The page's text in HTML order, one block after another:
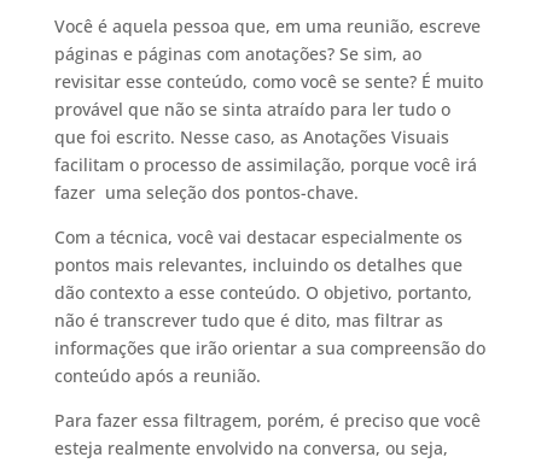
Você é aquela pessoa que, em uma reunião, escreve
páginas e páginas com anotações? Se sim, ao
revisitar esse conteúdo, como você se sente? É muito
provável que não se sinta atraído para ler tudo o
que foi escrito. Nesse caso, as Anotações Visuais
facilitam o processo de assimilação, porque você irá
fazer uma seleção dos pontos-chave.
Com a técnica, você vai destacar especialmente os
pontos mais relevantes, incluindo os detalhes que
dão contexto a esse conteúdo. O objetivo, portanto,
não é transcrever tudo que é dito, mas filtrar as
informações que irão orientar a sua compreensão do
conteúdo após a reunião.
Para fazer essa filtragem, porém, é preciso que você
esteja realmente envolvido na conversa, ou seja,